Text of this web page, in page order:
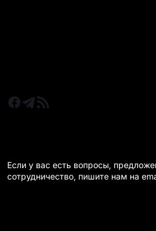
Если у вас есть вопросы,
сотрудничество, пишите нам на